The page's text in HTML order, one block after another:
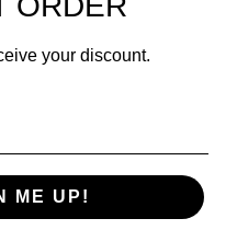
€
your discount.
ME UP!